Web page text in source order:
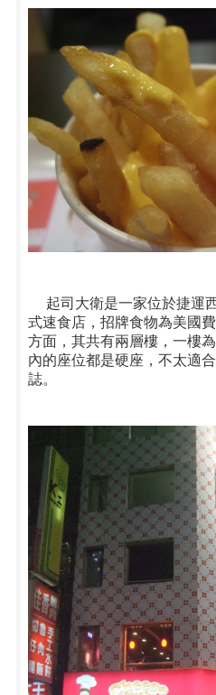
起司大衛是一家位於捷運
式速食店 ，招牌食物為美國
方面，其共有兩層樓，一樓
內的座位都是硬座，不太適
誌。